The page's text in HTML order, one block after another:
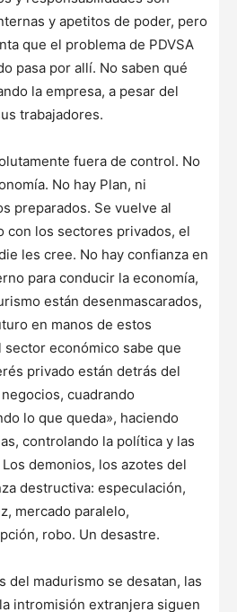
y apetitos de poder, pero
que el problema de PDVSA
pasa por allí. No saben qué
la empresa, a pesar del
trabajadores.
fuera de control. No
No hay Plan, ni
preparados. Se vuelve al
con los sectores privados, el
les cree. No hay confianza en
para conducir la economía,
están desenmascarados,
en manos de estos
económico sabe que
privado están detrás del
cuadrando
lo que queda», haciendo
controlando la política y las
demonios, los azotes del
destructiva: especulación,
mercado paralelo,
robo. Un desastre.
del madurismo se desatan, las
intromisión extranjera siguen